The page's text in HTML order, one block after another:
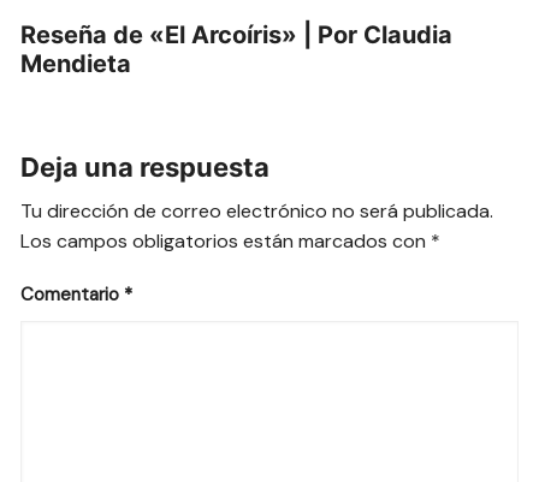
Reseña de «El Arcoíris» | Por Claudia
Mendieta
Deja una respuesta
Tu dirección de correo electrónico no será publicada.
Los campos obligatorios están marcados con *
Comentario *